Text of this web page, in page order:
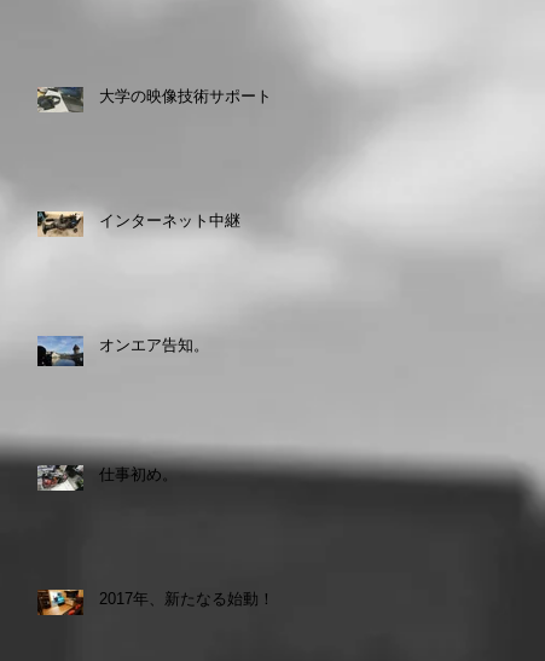
大学の映像技術サポート
インターネット中継
オンエア告知。
仕事初め。
2017年、新たなる始動！